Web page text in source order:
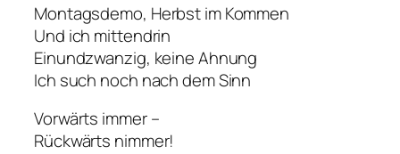
Montagsdemo, Herbst im Kommen
Und ich mittendrin
Einundzwanzig, keine Ahnung
Ich such noch nach dem Sinn
Vorwärts immer –
Rückwärts nimmer!